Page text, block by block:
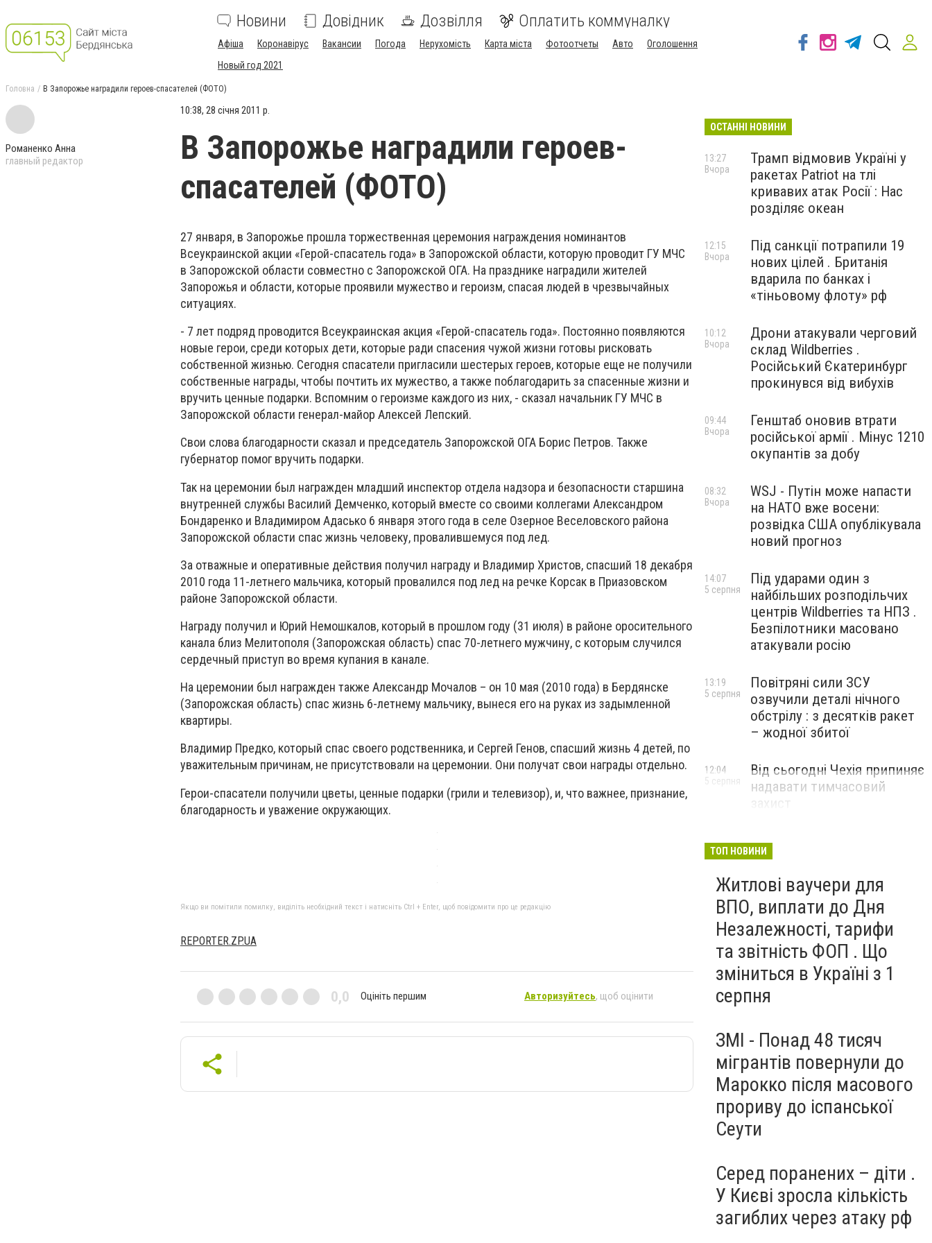
Новини Довідник Дозвілля Оплатить коммуналку
Афіша Коронавірус Вакансии Погода Нерухомість Карта міста Фотоотчеты Авто
Оголошення
Новый год 2021
Головна В Запорожье наградили героев-спасателей (ФОТО)
Романенко Анна
главный редактор
10:38, 28 січня 2011 р.
В Запорожье наградили героев-
спасателей (ФОТО)
27 января, в Запорожье прошла торжественная церемония награждения номинантов
Всеукраинской акции «Герой-спасатель года» в Запорожской области, которую проводит ГУ МЧС
в Запорожской области совместно с Запорожской ОГА. На празднике наградили жителей
Запорожья и области, которые проявили мужество и героизм, спасая людей в чрезвычайных
ситуациях.
- 7 лет подряд проводится Всеукраинская акция «Герой-спасатель года». Постоянно появляются
новые герои, среди которых дети, которые ради спасения чужой жизни готовы рисковать
собственной жизнью. Сегодня спасатели пригласили шестерых героев, которые еще не получили
собственные награды, чтобы почтить их мужество, а также поблагодарить за спасенные жизни и
вручить ценные подарки. Вспомним о героизме каждого из них, - сказал начальник ГУ МЧС в
Запорожской области генерал-майор Алексей Лепский.
Свои слова благодарности сказал и председатель Запорожской ОГА Борис Петров. Также
губернатор помог вручить подарки.
Так на церемонии был награжден младший инспектор отдела надзора и безопасности старшина
внутренней службы Василий Демченко, который вместе со своими коллегами Александром
Бондаренко и Владимиром Адасько 6 января этого года в селе Озерное Веселовского района
Запорожской области спас жизнь человеку, провалившемуся под лед.
За отважные и оперативные действия получил награду и Владимир Христов, спасший 18 декабря
2010 года 11-летнего мальчика, который провалился под лед на речке Корсак в Приазовском
районе Запорожской области.
Награду получил и Юрий Немошкалов, который в прошлом году (31 июля) в районе оросительного
канала близ Мелитополя (Запорожская область) спас 70-летнего мужчину, с которым случился
сердечный приступ во время купания в канале.
На церемонии был награжден также Александр Мочалов – он 10 мая (2010 года) в Бердянске
(Запорожская область) спас жизнь 6-летнему мальчику, вынеся его на руках из задымленной
квартиры.
Владимир Предко, который спас своего родственника, и Сергей Генов, спасший жизнь 4 детей, по
уважительным причинам, не присутствовали на церемонии. Они получат свои награды отдельно.
Герои-спасатели получили цветы, ценные подарки (грили и телевизор), и, что важнее, признание,
благодарность и уважение окружающих.
Якщо ви помітили помилку, виділіть необхідний текст і натисніть Ctrl + Enter, щоб повідомити про це редакцію
REPORTER.ZP.UA
0,0 Оцініть першим Авторизуйтесь, щоб оцінити
ОСТАННІ НОВИНИ
Трамп відмовив Україні у
ракетах Patriot на тлі
кривавих атак Росії : Нас
розділяє океан
13:27
Вчора
Під санкції потрапили 19
нових цілей . Британія
вдарила по банках і
«тіньовому флоту» рф
12:15
Вчора
Дрони атакували черговий
склад Wildberries .
Російський Єкатеринбург
прокинувся від вибухів
10:12
Вчора
Генштаб оновив втрати
російської армії . Мінус 1210
окупантів за добу
09:44
Вчора
WSJ - Путін може напасти
на НАТО вже восени:
розвідка США опублікувала
новий прогноз
08:32
Вчора
Під ударами один з
найбільших розподільчих
центрів Wildberries та НПЗ .
Безпілотники масовано
атакували росію
14:07
5 серпня
Повітряні сили ЗСУ
озвучили деталі нічного
обстрілу : з десятків ракет
– жодної збитої
13:19
5 серпня
Від сьогодні Чехія припиняє
надавати тимчасовий
12:04
5 серпня
ТОП НОВИНИ
Житлові ваучери для
ВПО, виплати до Дня
Незалежності, тарифи
та звітність ФОП . Що
зміниться в Україні з 1
серпня
ЗМІ - Понад 48 тисяч
мігрантів повернули до
Марокко після масового
прориву до іспанської
Сеути
Серед поранених – діти .
У Києві зросла кількість
загиблих через атаку рф